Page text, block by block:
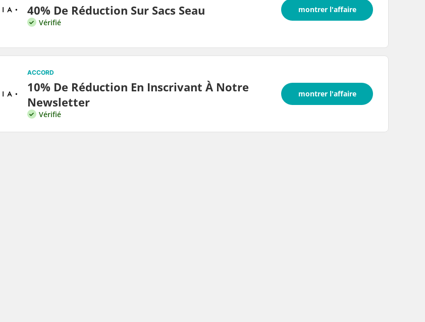
40% De Réduction Sur Sacs Seau
Vérifié
montrer l'affaire
ACCORD
10% De Réduction En Inscrivant À Notre
Newsletter
Vérifié
montrer l'affaire